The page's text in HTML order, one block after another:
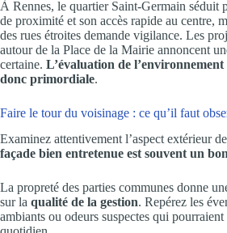
À Rennes, le quartier Saint-Germain séduit
de proximité et son accès rapide au centre,
des rues étroites demande vigilance. Les
autour de la Place de la Mairie annoncent
certaine. L’évaluation de
donc primordiale.
Faire le tour du voisinage : ce qu’il faut
Examinez attentivement l’aspect extérieur
façade bien entretenue est souvent un
La propreté des parties communes donne
sur la qualité de la gestion. Repérez les
ambiants ou odeurs suspectes qui